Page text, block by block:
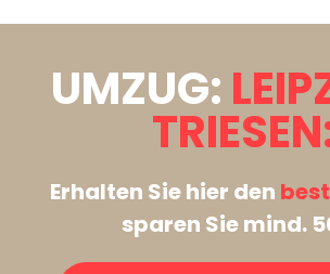
UMZUG:
Erhalten Sie hier den
sparen Sie mind.